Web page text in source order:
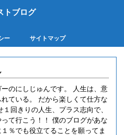
トブログ
ー サイトマップ
のにしじゅんです。 人生は、意
ている。 だから楽しくて仕方な
１回きりの人生、プラス志向で、
て行こう！！ 僕のブログがあな
％でも役立てることを願ってま